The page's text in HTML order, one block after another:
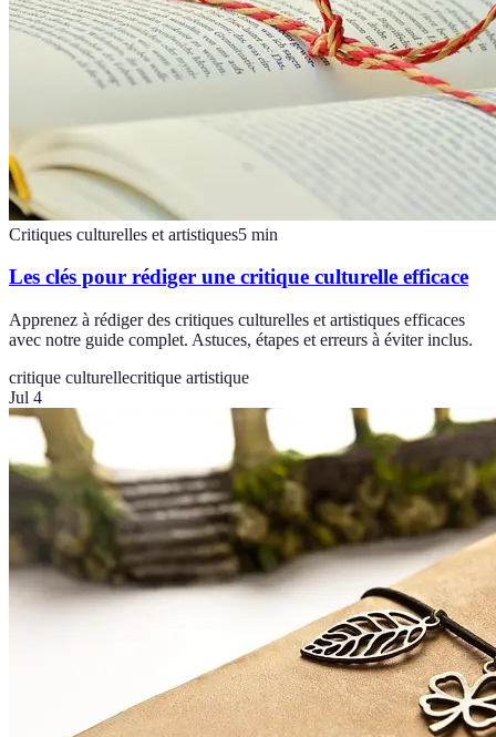
Critiques culturelles et artistiques5 min
Les clés pour rédiger une critique culturelle efficace
Apprenez à rédiger des critiques culturelles et artistiques efficaces
avec notre guide complet. Astuces, étapes et erreurs à éviter inclus.
critique culturellecritique artistique
Jul 4